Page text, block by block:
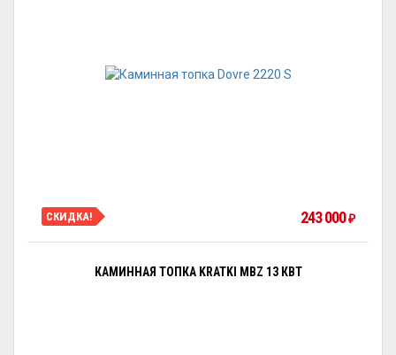
СКИДКА! 243 000 ₽
КАМИННАЯ ТОПКА KRATKI MBZ 13 КВТ